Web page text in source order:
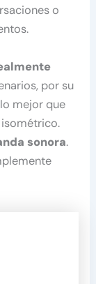
o
por su
mejor que
sonora.